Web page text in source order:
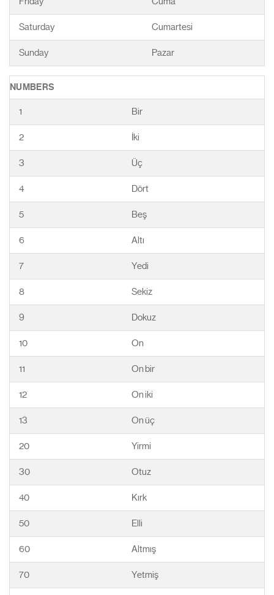
Saturday Cumartesi
Sunday Pazar
NUMBERS
1 Bir
2 İki
3 Üç
4 Dört
5 Beş
6 Altı
7 Yedi
8 Sekiz
9 Dokuz
10 On
11 On bir
12 On iki
13 On üç
20 Yirmi
30 Otuz
40 Kırk
50 Elli
60 Altmış
70 Yetmiş